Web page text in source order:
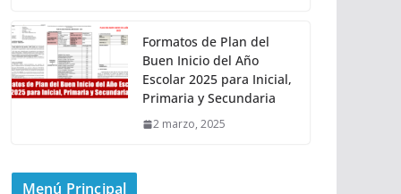
Formatos de Plan del
Buen Inicio del Año
Escolar 2025 para Inicial,
Primaria y Secundaria
2 marzo, 2025
Menú Principal